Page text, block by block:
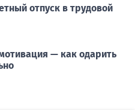
отпуск в трудовой
— как одарить